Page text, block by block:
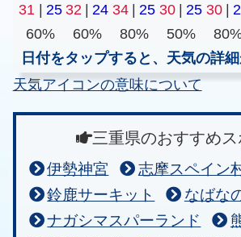
31 | 25 32 | 24 34 | 25 30 | 25 30 |
60%
60% 80% 50%
日付をタップすると、天気の詳
天気アイコンの意味について
三重県のおすすめス
伊勢神宮
志摩スペイン
鈴鹿サーキット
なばな
ナガシマスパーランド